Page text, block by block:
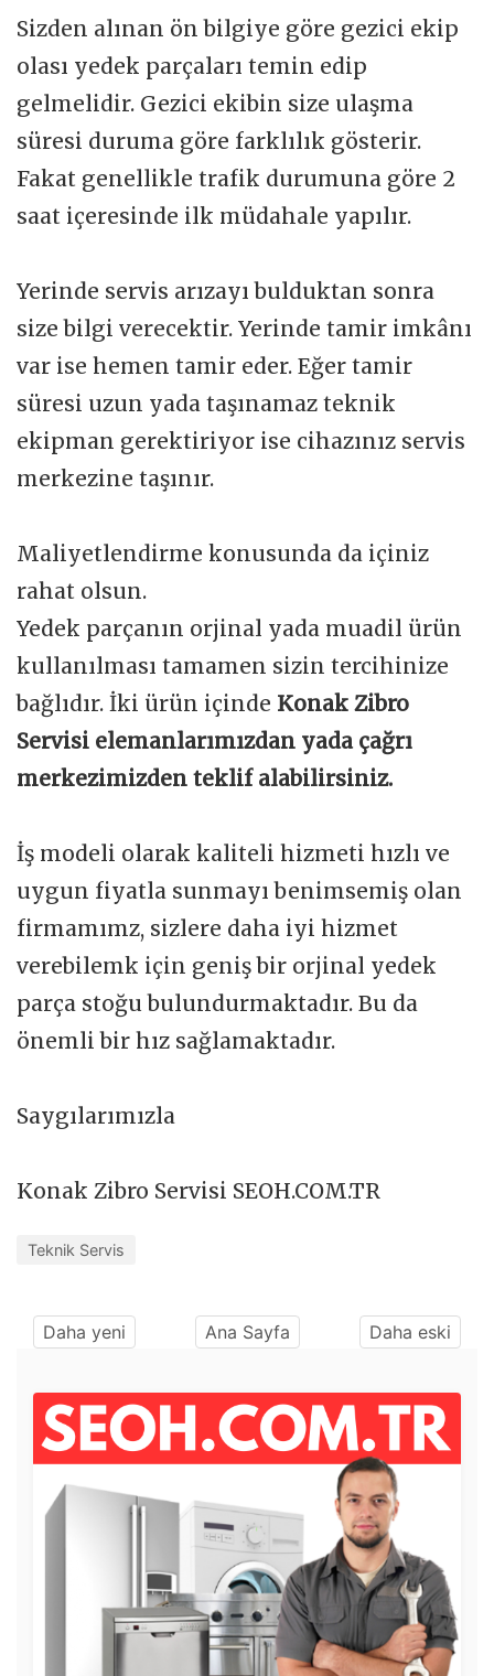
Sizden alınan ön bilgiye göre gezici ekip
olası yedek parçaları temin edip
gelmelidir. Gezici ekibin size ulaşma
süresi duruma göre farklılık gösterir.
Fakat genellikle trafik durumuna göre 2
saat içeresinde ilk müdahale yapılır.
Yerinde servis arızayı bulduktan sonra
size bilgi verecektir. Yerinde tamir imkânı
var ise hemen tamir eder. Eğer tamir
süresi uzun yada taşınamaz teknik
ekipman gerektiriyor ise cihazınız servis
merkezine taşınır.
Maliyetlendirme konusunda da içiniz
rahat olsun.
Yedek parçanın orjinal yada muadil ürün
kullanılması tamamen sizin tercihinize
bağlıdır. İki ürün içinde Konak Zibro
Servisi elemanlarımızdan yada çağrı
merkezimizden teklif alabilirsiniz.
İş modeli olarak kaliteli hizmeti hızlı ve
uygun fiyatla sunmayı benimsemiş olan
firmamımz, sizlere daha iyi hizmet
verebilemk için geniş bir orjinal yedek
parça stoğu bulundurmaktadır. Bu da
önemli bir hız sağlamaktadır.
Saygılarımızla
Konak Zibro Servisi SEOH.COM.TR
Teknik Servis
Daha yeni Ana Sayfa Daha eski